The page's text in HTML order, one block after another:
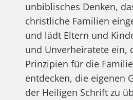
unbiblisches Denken,
christliche Familien
und lädt Eltern und
und Unverheiratete ein,
Prinzipien für die
entdecken, die eigenen
der Heiligen Schrift zu